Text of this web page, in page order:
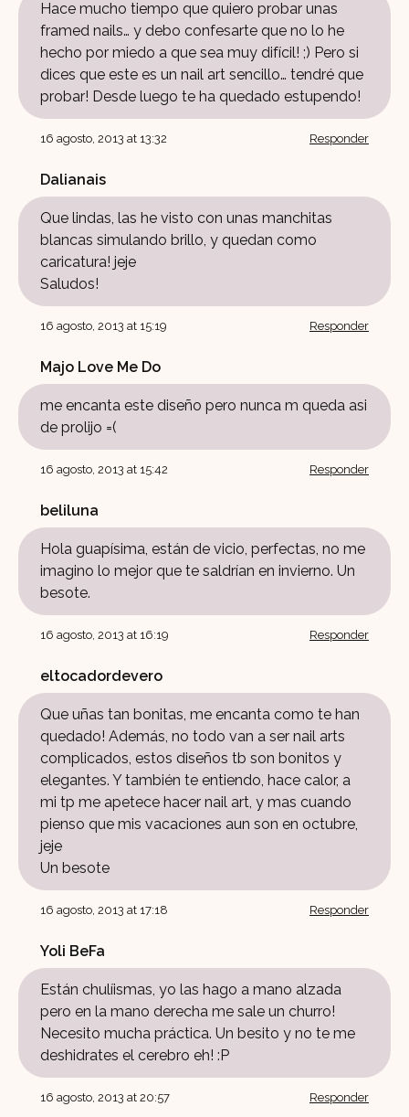
Hace mucho tiempo que quiero probar unas
framed nails… y debo confesarte que no lo he
hecho por miedo a que sea muy difícil! ;) Pero si
dices que este es un nail art sencillo… tendré que
probar! Desde luego te ha quedado estupendo!
16 agosto, 2013 at 13:32 Responder
Dalianais
Que lindas, las he visto con unas manchitas
blancas simulando brillo, y quedan como
caricatura! jeje
Saludos!
16 agosto, 2013 at 15:19 Responder
Majo Love Me Do
me encanta este diseño pero nunca m queda asi
de prolijo =(
16 agosto, 2013 at 15:42 Responder
beliluna
Hola guapísima, están de vicio, perfectas, no me
imagino lo mejor que te saldrían en invierno. Un
besote.
16 agosto, 2013 at 16:19 Responder
eltocadordevero
Que uñas tan bonitas, me encanta como te han
quedado! Además, no todo van a ser nail arts
complicados, estos diseños tb son bonitos y
elegantes. Y también te entiendo, hace calor, a
mi tp me apetece hacer nail art, y mas cuando
pienso que mis vacaciones aun son en octubre,
jeje
Un besote
16 agosto, 2013 at 17:18 Responder
Yoli BeFa
Están chulíismas, yo las hago a mano alzada
pero en la mano derecha me sale un churro!
Necesito mucha práctica. Un besito y no te me
deshidrates el cerebro eh! :P
16 agosto, 2013 at 20:57 Responder